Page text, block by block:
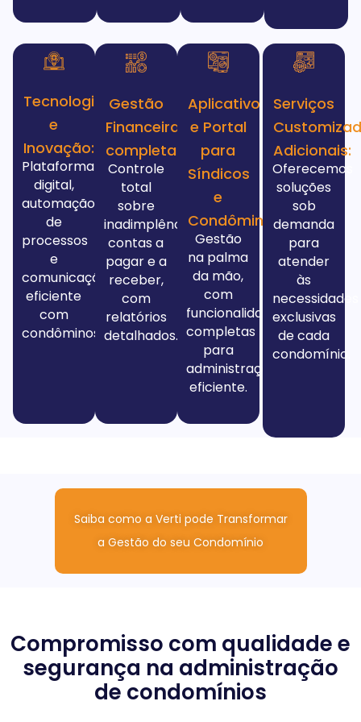
Tecnologia
e
Inovação:
Plataforma
digital,
automação
de
processos
e
comunicação
eficiente
com
condôminos.
Gestão
Financeira
completa:
Controle
total
sobre
inadimplência,
contas a
pagar e a
receber,
com
relatórios
detalhados.
Aplicativo
e Portal
para
Síndicos
e
Condôminos:
Gestão
na palma
da mão,
com
funcionalidades
completas
para
administração
eficiente.
Serviços
Adicionais:
Oferecemos
soluções
sob
demanda
para
atender
às
necessidades
exclusivas
de cada
condomínio.
Saiba como a Verti pode Transformar
a Gestão do seu Condomínio
Compromisso com qualidade e
segurança na administração
de condomínios